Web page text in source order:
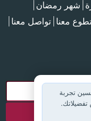
شهر رمضان
معنا تواصل معنا
تجربة